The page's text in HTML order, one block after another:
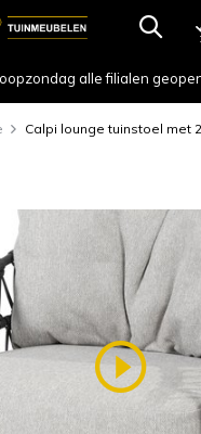
alle filialen
Calpi lounge tuinstoel met 2